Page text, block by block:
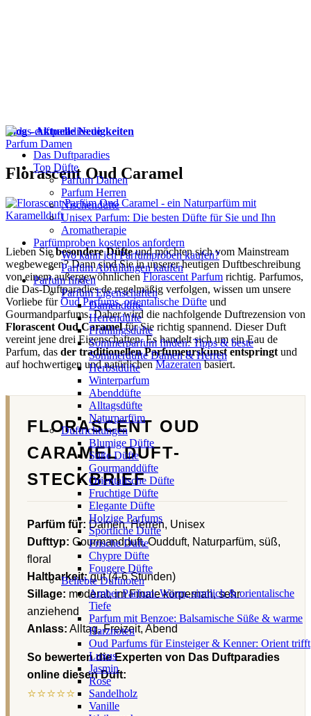
Das Duftparadies
Top Düfte
Parfum Damen
Parfum Herren
Nischendüfte
Unisex Parfum: Die besten Düfte für Sie und Ihn
Aromatherapie
Parfümproben kostenlos anfordern
Wo kann ich Parfümproben kaufen?
Parfüm Abfüllungen kaufen
Parfum finden
Parfüm Eigenschaften
Damendüfte
Herrendüfte
Frühlingsdüfte
Sommerparfum finden: Tipps & beste
Sommerdüfte Damen & Herren
Herbstdüfte
Winterparfum
Abenddüfte
Alltagsdüfte
Naturparfüm
Duftrichtungen
Blumige Düfte
Süße Düfte
Gourmanddüfte
Orientalische Düfte
Fruchtige Düfte
Elegante Düfte
Holzige Parfums
Sportliche Düfte
Frische Düfte
Chypre Düfte
Fougere Düfte
Beliebte Duftnoten
Amber Parfum: Warm, sinnlich & orientalische
Tiefe
Parfum mit Benzoe: Balsamische Süße & warme
Harznoten
Oud Parfums für Einsteiger & Kenner: Orient trifft
Luxus
Jasmin
Rose
Sandelholz
Vanille
Blog - Aktuelle Neuigkeiten
Parfum Damen
Florascent Oud Caramel
Lieben Siebesondere Düfteund möchten sich vom Mainstream
wegbewegen? Dann sind Sie in unserer heutigen Duftbeschreibung
von einem außergewöhnlichenFlorascent Parfum richtig. Parfumos,
die Das-Duftparadies.de regelmäßig verfolgen, wissen um unsere
Vorliebe fürOud Parfums,orientalische Düfte und
Gourmandparfums. Daher wird die nachfolgende Duftrezension von
Florascent Oud Caramelfür Sie richtig spannend. Dieser Duft
vereint jene drei Eigenschaften. Es handelt sich um ein Eau de
Parfum, das der traditionellen Parfumeurskunst entspringt und
auf hochwertigen und natürlichenMazeratenbasiert.
FLORASCENT OUD
CARAMEL DUFT-
STECKBRIEF
Parfüm für: Damen, Herren, Unisex
Dufttyp: Gourmandduft, Oudduft, Naturparfüm, süß,
floral
Haltbarkeit:gut (4-6 Stunden)
Sillage: moderat, im Finale körpernah, sehr
anziehend
Anlass: Alltag, Freizeit, Abend
So bewerten die Experten von Das Duftparadies
online diesen Duft:
⭐⭐⭐⭐⭐